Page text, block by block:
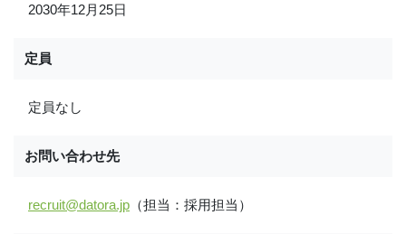
2030年12月25日
定員
定員なし
お問い合わせ先
recruit@datora.jp （担当：採用担当）